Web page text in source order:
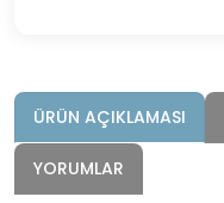
ÜRÜN AÇIKLAMASI
YORUMLAR